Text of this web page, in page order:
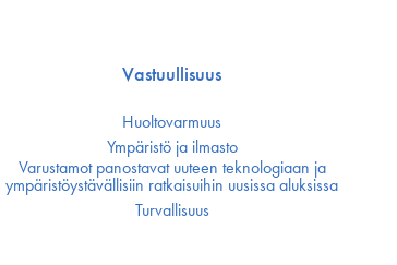
Vastuullisuus
Huoltovarmuus
Ympäristö ja ilmasto
Varustamot panostavat uuteen teknologiaan ja
ympäristöystävällisiin ratkaisuihin uusissa aluksissa
Turvallisuus